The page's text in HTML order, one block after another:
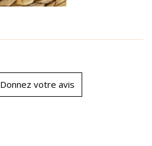
Donnez votre avis